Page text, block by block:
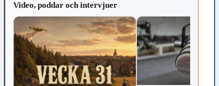
Video, poddar och intervjuer